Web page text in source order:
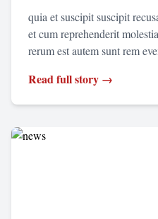
quia et suscipit suscipit
et cum reprehenderit
rerum est autem sunt rem
Read full story →